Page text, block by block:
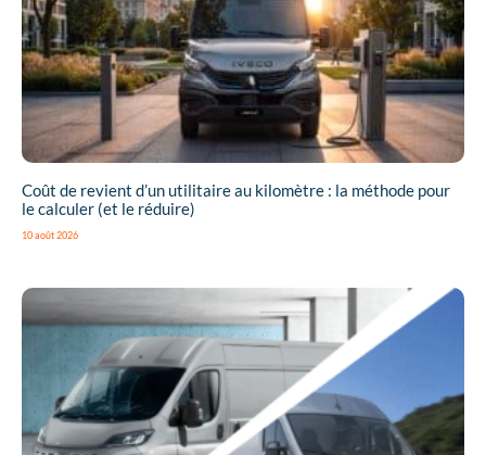
Coût de revient d’un utilitaire au kilomètre : la méthode pour
le calculer (et le réduire)
10 août 2026